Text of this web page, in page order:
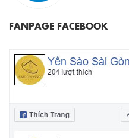
FANPAGE FACEBOOK